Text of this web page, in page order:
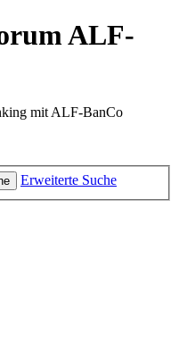
ALF-
mit ALF-BanCo
Erweiterte Suche